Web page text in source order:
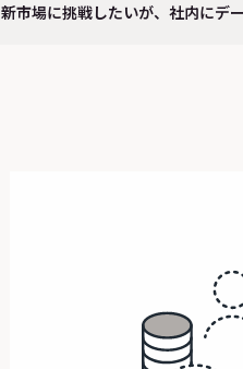
新市場に挑戦したいが、社内にデ